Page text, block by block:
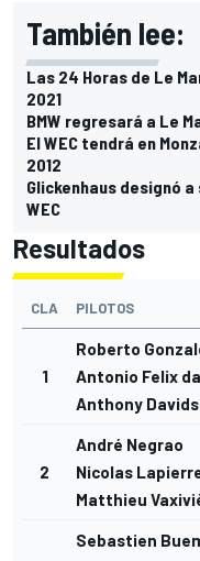
También lee:
Las 24 Horas de Le
2021
BMW regresará a Le
El WEC tendrá en
2012
Glickenhaus designó
WEC
Resultados
CLA PILOTOS
1
Roberto
Antonio Felix
Anthony
2
André Negrao
Nicolas
Matthieu
Sebastien